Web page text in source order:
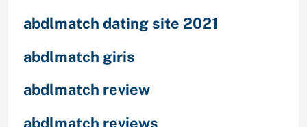
abdlmatch dating site 2021
abdlmatch giris
abdlmatch review
abdlmatch reviews